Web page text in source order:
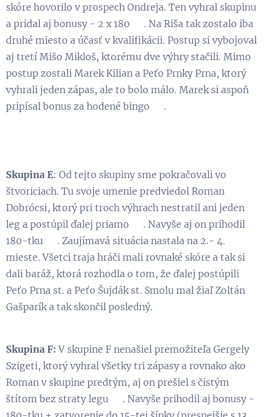
skóre hovorilo v prospech Ondreja. Ten vyhral skupinu
a pridal aj bonusy - 2 x 180 👏. Na Riša tak zostalo iba
druhé miesto a účasť v kvalifikácii. Postup si vybojoval
aj tretí Mišo Mikloš, ktorému dve výhry stačili. Mimo
postup zostali Marek Kilian a Peťo Prnky Prna, ktorý
vyhrali jeden zápas, ale to bolo málo. Marek si aspoň
pripísal bonus za hodené bingo 💪.
Skupina E: Od tejto skupiny sme pokračovali vo
štvoriciach. Tu svoje umenie predviedol Roman
Dobrócsi, ktorý pri troch výhrach nestratil ani jeden
leg a postúpil ďalej priamo 👏. Navyše aj on prihodil
180-tku 😉. Zaujímavá situácia nastala na 2.- 4.
mieste. Všetci traja hráči mali rovnaké skóre a tak si
dali baráž, ktorá rozhodla o tom, že ďalej postúpili
Peťo Prna st. a Peťo Šujdák st. Smolu mal žiaľ Zoltán
Gašparík a tak skončil posledný.
Skupina F: V skupine F nenašiel premožiteľa Gergely
Szigeti, ktorý vyhral všetky tri zápasy a rovnako ako
Roman v skupine predtým, aj on prešiel s čistým
štítom bez straty legu 😃. Navyše prihodil aj bonusy -